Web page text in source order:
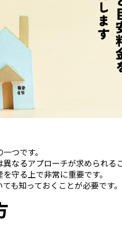
つです。
なるアプローチが求められる
守る上で非常に重要です。
も知っておくことが必要です。